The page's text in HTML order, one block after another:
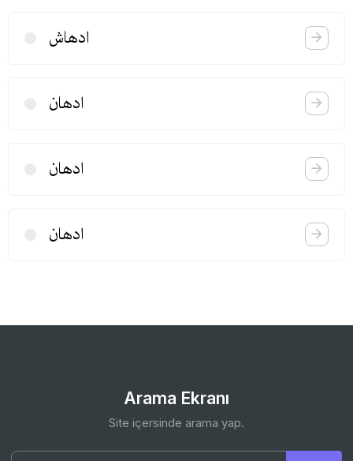
ادهاش
ادهان
ادهان
ادهان
Arama Ekranı
Site içersinde arama yap.